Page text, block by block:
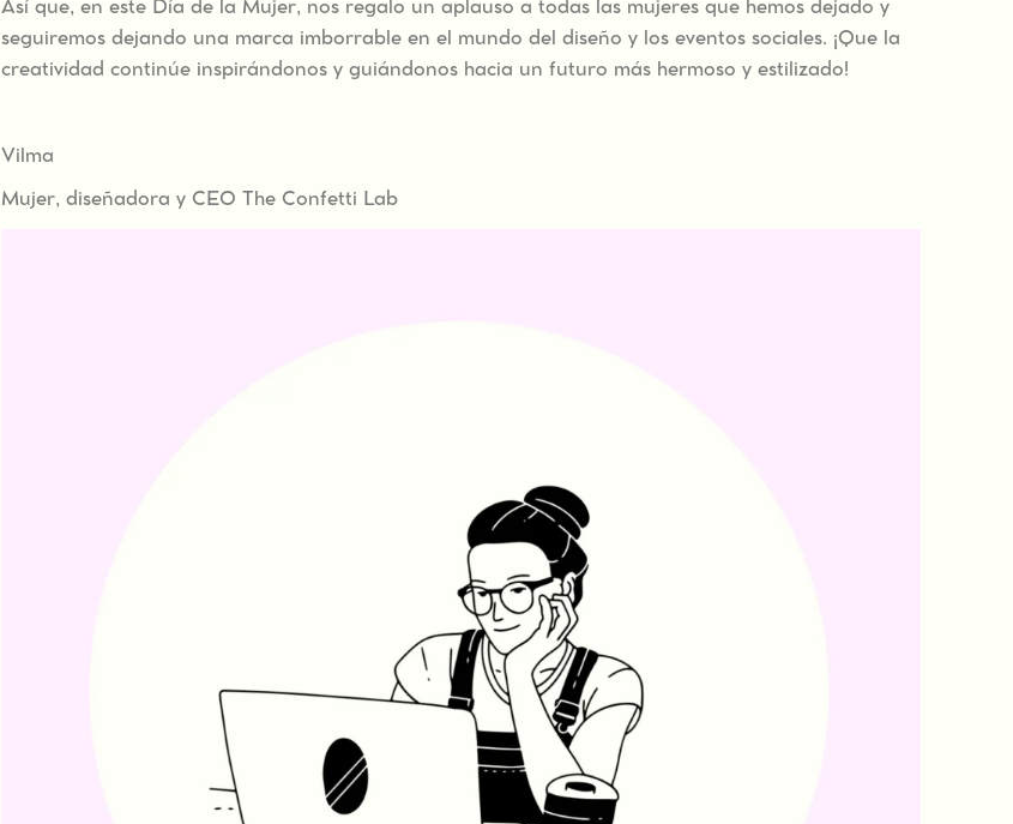
Así que, en este Día de la Mujer, nos regalo un aplauso a todas las mujeres que hemos dejado y
seguiremos dejando una marca imborrable en el mundo del diseño y los eventos sociales. ¡Que la
creatividad continúe inspirándonos y guiándonos hacia un futuro más hermoso y estilizado!
Vilma
Mujer, diseñadora y CEO The Confetti Lab